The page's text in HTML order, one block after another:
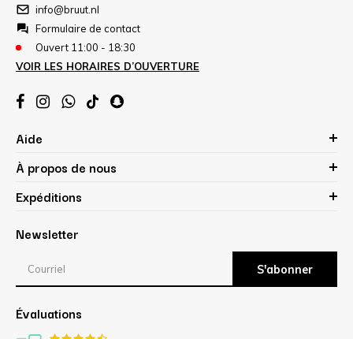
info@bruut.nl
Formulaire de contact
Ouvert 11:00 - 18:30
VOIR LES HORAIRES D’OUVERTURE
Aide
À propos de nous
Expéditions
Newsletter
S'abonner
Évaluations